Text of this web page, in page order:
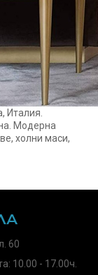
Италия.
Модерна
холни маси,
60
10.00 - 17.00ч.